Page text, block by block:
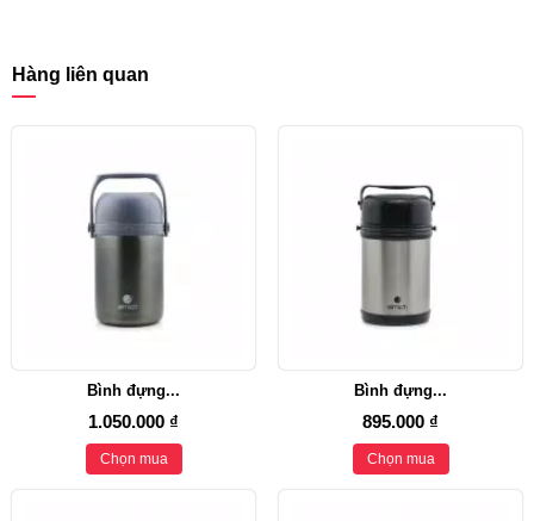
Hàng liên quan
Bình đựng...
1.050.000 ₫
Chọn mua
Bình đựng...
895.000 ₫
Chọn mua